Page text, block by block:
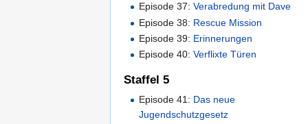
Episode 37:Verabredung mit Dave
Episode 38: Rescue Mission
Episode 39: Erinnerungen
Episode 40:Verflixte Türen
Staffel 5
Episode 41: Das neue
Jugendschutzgesetz